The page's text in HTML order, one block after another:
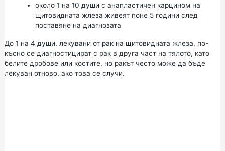
около 1 на 10 души с анапластичен карцином на
щитовидната жлеза живеят поне 5 години след
поставяне на диагнозата
До 1 на 4 души, лекувани от рак на щитовидната жлеза, по-
късно се диагностицират с рак в друга част на тялото, като
белите дробове или костите, но ракът често може да бъде
лекуван отново, ако това се случи.